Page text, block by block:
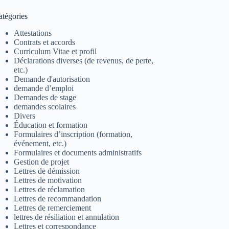
Attestations
Contrats et accords
Curriculum Vitae et profil
Déclarations diverses (de revenus, de perte,
etc.)
Demande d'autorisation
demande d’emploi
Demandes de stage
demandes scolaires
Divers
Éducation et formation
Formulaires d’inscription (formation,
événement, etc.)
Formulaires et documents administratifs
Gestion de projet
Lettres de démission
Lettres de motivation
Lettres de réclamation
Lettres de recommandation
Lettres de remerciement
lettres de résiliation et annulation
Lettres et correspondance